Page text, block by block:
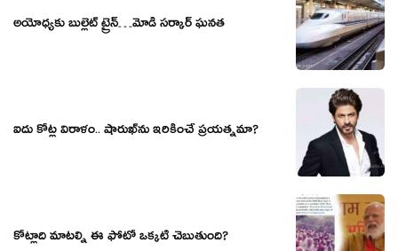
అయోధ్యకు బుల్లెట్ ట్రైన్…మోడీ సర్కార్ ఘనత
ఐదు కోట్ల విరాళం.. షారుఖ్‌ను ఇరికించే ప్రయత్నమా?
కోట్లాది మాటల్ని ఈ ఫోటో ఒక్కటి చెబుతుంది?